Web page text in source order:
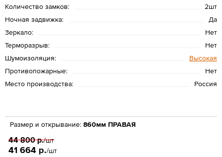
Количество замков:
2шт
Ночная задвижка:
Да
Зеркало:
Нет
Терморазрыв:
Нет
Шумоизоляция:
Высокая
Противопожарные:
Нет
Место производства:
Россия
Размер и открывание: 860мм ПРАВАЯ
44 800 р./шт
41 664 р./шт